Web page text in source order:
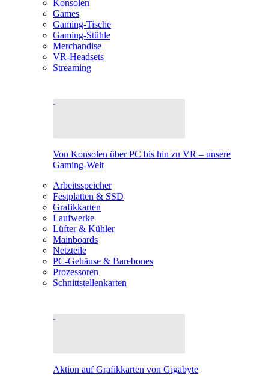
Konsolen
Games
Gaming-Tische
Gaming-Stühle
Merchandise
VR-Headsets
Streaming
Von Konsolen über PC bis hin zu VR – unsere
Gaming-Welt
Arbeitsspeicher
Festplatten & SSD
Grafikkarten
Laufwerke
Lüfter & Kühler
Mainboards
Netzteile
PC-Gehäuse & Barebones
Prozessoren
Schnittstellenkarten
Aktion auf Grafikkarten von Gigabyte